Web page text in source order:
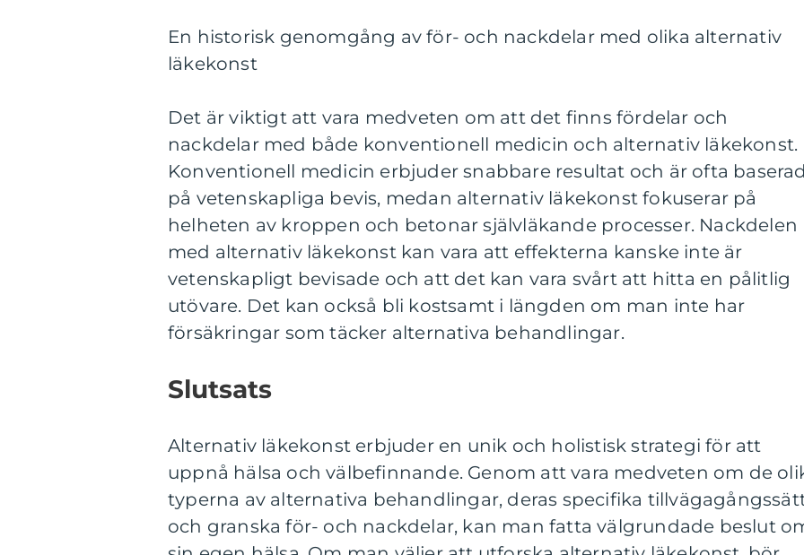
En historisk genomgång av för- och nackdelar med olika alternativ
läkekonst
Det är viktigt att vara medveten om att det finns fördelar och
nackdelar med både konventionell medicin och alternativ läkekonst.
Konventionell medicin erbjuder snabbare resultat och är ofta baserad
på vetenskapliga bevis, medan alternativ läkekonst fokuserar på
helheten av kroppen och betonar självläkande processer. Nackdelen
med alternativ läkekonst kan vara att effekterna kanske inte är
vetenskapligt bevisade och att det kan vara svårt att hitta en pålitlig
utövare. Det kan också bli kostsamt i längden om man inte har
försäkringar som täcker alternativa behandlingar.
Slutsats
Alternativ läkekonst erbjuder en unik och holistisk strategi för att
uppnå hälsa och välbefinnande. Genom att vara medveten om de
typerna av alternativa behandlingar, deras specifika
och granska för- och nackdelar, kan man fatta välgrundade beslut